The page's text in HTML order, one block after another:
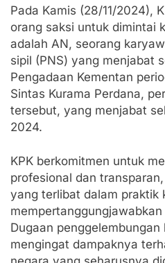
Pada Kamis (28/11/2024),
orang saksi untuk dimintai
adalah AN, seorang
sipil (PNS) yang menjabat
Pengadaan Kementan
Sintas Kurama Perdana,
tersebut, yang menjabat
2024.
KPK berkomitmen untuk
profesional dan
yang terlibat dalam praktik
Dugaan
mengingat dampaknya